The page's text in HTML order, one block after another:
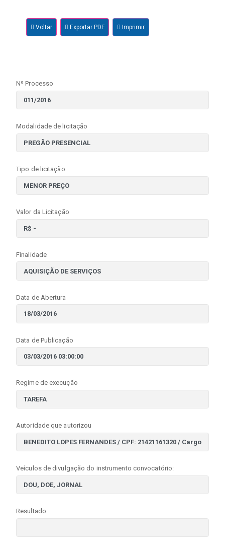
Voltar Exportar PDF Imprimir
Nº Processo
Modalidade de licitação
Tipo de licitação
Valor da Licitação
Finalidade
Data de Abertura
Data de Publicação
Regime de execução
Autoridade que autorizou
Veículos de divulgação do instrumento convocatório:
Resultado: